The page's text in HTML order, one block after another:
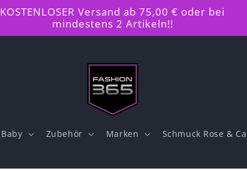
KOSTENLOSER Versand ab 75,00 € oder bei
mindestens 2 Artikeln!!
Baby Zubehör Marken Schmuck Rose &